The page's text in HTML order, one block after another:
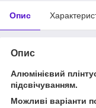
Опис
Опис
Алюмінієвий
підсвічуванням.
Можливі варіанти